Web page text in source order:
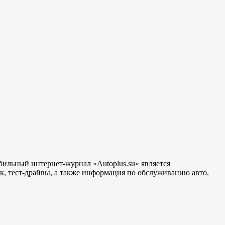
интернет-журнал «Autoplus.su» является
тест-драйвы, а также информация по обслуживанию авто.